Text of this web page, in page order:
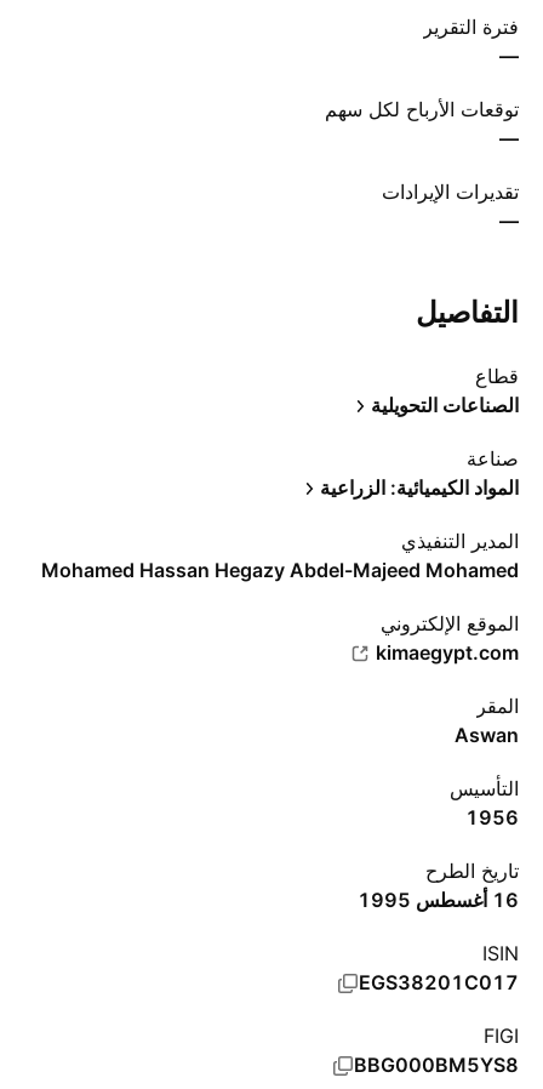
فترة التقرير
—
توقعات الأرباح لكل سهم
—
تقديرات الإيرادات
—
التفاصيل
قطاع
الصناعات التحويلية
صناعة
المواد الكيميائية: الزراعية
المدير التنفيذي
Mohamed Hassan Hegazy Abdel-Majeed Mohamed
الموقع الإلكتروني
kimaegypt.com
المقر
Aswan
التأسيس
1956
تاريخ الطرح
16 أغسطس 1995
ISIN
EGS38201C017
FIGI
BBG000BM5YS8